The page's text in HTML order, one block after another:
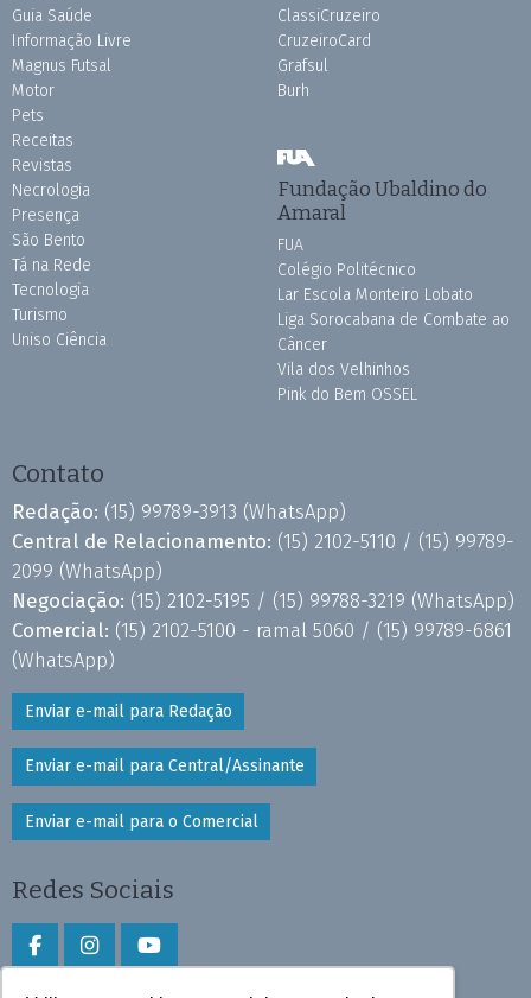
Guia Saúde
Informação Livre
Magnus Futsal
Motor
Pets
Receitas
Revistas
Necrologia
Presença
São Bento
Tá na Rede
Tecnologia
Turismo
Uniso Ciência
ClassiCruzeiro
CruzeiroCard
Grafsul
Burh
Fundação Ubaldino do
Amaral
FUA
Colégio Politécnico
Lar Escola Monteiro Lobato
Liga Sorocabana de Combate ao
Câncer
Vila dos Velhinhos
Pink do Bem OSSEL
Contato
Redação: (15) 99789-3913 (WhatsApp)
Central de Relacionamento: (15) 2102-5110 / (15) 99789-
2099 (WhatsApp)
Negociação: (15) 2102-5195 / (15) 99788-3219 (WhatsApp)
Comercial: (15) 2102-5100 - ramal 5060 / (15) 99789-6861
(WhatsApp)
Enviar e-mail para Redação
Enviar e-mail para Central/Assinante
Enviar e-mail para o Comercial
Redes Sociais